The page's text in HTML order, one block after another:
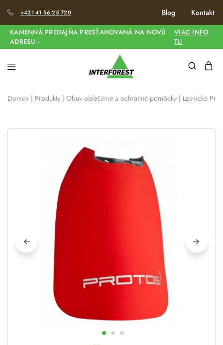
+421 41 56 25 720 Blog Kontakt
KAMENNÁ PREDAJŇA PRESŤAHOVANÁ NA NOVÚ
ADRESU -
VIAC INFO
TU
Domov | Produkty | Obuv oblečenie a ochranné pomôcky | Lesnícke